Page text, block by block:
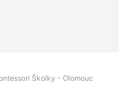
Školky - Olomouc